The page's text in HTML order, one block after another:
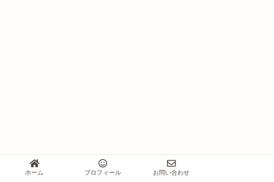
ホーム プロフィール お問い合わせ